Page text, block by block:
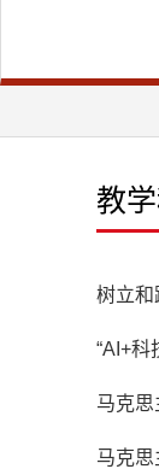
教
树立和
“AI+科
马克思
北沦
马克思